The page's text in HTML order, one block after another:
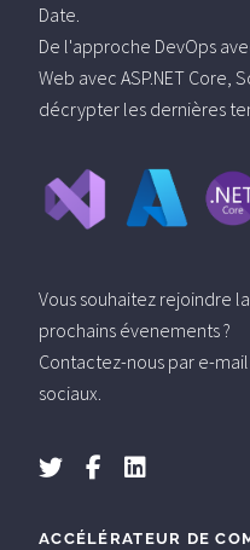
Date.
De l'approche DevOps
Web avec ASP.NET Core,
décrypter les dernières
Vous souhaitez rejoindre
prochains évenements ?
Contactez-nous par e-
sociaux.
ACCÉLÉRATEUR DE